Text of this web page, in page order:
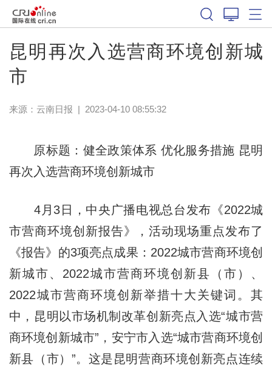
昆明再次入选营商环境创新城
市
来源： 云南日报 | 2023-04-10 08:55:32
原标题：健全政策体系 优化服务措施 昆明
再次入选营商环境创新城市
4月3日，中央广播电视总台发布《2022城
市营商环境创新报告》，活动现场重点发布了
《报告》的3项亮点成果：2022城市营商环境创
新城市、2022城市营商环境创新县（市）、
2022城市营商环境创新举措十大关键词。其
中，昆明以市场机制改革创新亮点入选“城市营
商环境创新城市”，安宁市入选“城市营商环境创
新县（市）”。这是昆明营商环境创新亮点连续